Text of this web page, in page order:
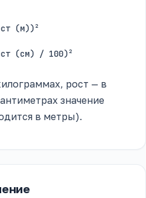
(м))²
(см) / 100)²
рост — в
значение
в метры).